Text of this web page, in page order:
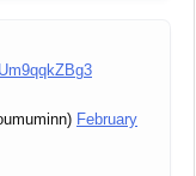
February